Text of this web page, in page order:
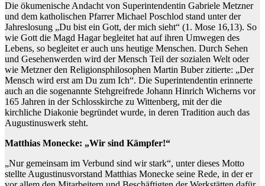
Die ökumenische Andacht von Superintendentin Gabriele Metzner
und dem katholischen Pfarrer Michael Poschlod stand unter der
Jahreslosung „Du bist ein Gott, der mich sieht“ (1. Mose 16,13). So
wie Gott die Magd Hagar begleitet hat auf ihren Umwegen des
Lebens, so begleitet er auch uns heutige Menschen. Durch Sehen
und Gesehenwerden wird der Mensch Teil der sozialen Welt oder
wie Metzner den Religionsphilosophen Martin Buber zitierte: „Der
Mensch wird erst am Du zum Ich“. Die Superintendentin erinnerte
auch an die sogenannte Stehgreifrede Johann Hinrich Wicherns vor
165 Jahren in der Schlosskirche zu Wittenberg, mit der die
kirchliche Diakonie begründet wurde, in deren Tradition auch das
Augustinuswerk steht.
Matthias Monecke: „Wir sind Kämpfer!“
„Nur gemeinsam im Verbund sind wir stark“, unter dieses Motto
stellte Augustinusvorstand Matthias Monecke seine Rede, in der er